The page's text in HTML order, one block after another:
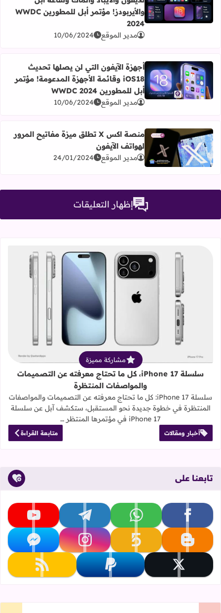
اقرأ المزيد عن مميزات تحديثات أبل الجديدة iOS 18 للآيفون والآيباد والماك وساعة أبل والأيربودز! مؤتمر أبل للمطورين WWDC 2024
والأيربودز! مؤتمر أبل للمطورين WWDC
2024
مدير الموقع 10/06/2024
اقرأ المزيد عن أجهزة الآيفون التي لن يصلها تحديث iOS18 وقائمة الأجهزة المدعومة! مؤتمر أبل للمطورين WWDC 2024
أجهزة الآيفون التي لن يصلها تحديث
iOS18 وقائمة الأجهزة المدعومة! مؤتمر
أبل للمطورين WWDC 2024
مدير الموقع 10/06/2024
اقرأ المزيد عن منصة اكس X تطلق ميزة مفاتيح المرور لهواتف الآيفون
منصة اكس X تطلق ميزة مفاتيح المرور
لهواتف الآيفون
مدير الموقع 24/01/2024
إظهار التعليقات
قراءة المزيد عن سلسلة iPhone 17، كل ما تحتاج معرفته عن التصميمات والمواصفات المنتظرة
مشاركة مميزة
سلسلة iPhone 17، كل ما تحتاج معرفته عن التصميمات
والمواصفات المنتظرة
سلسلة iPhone 17: كل ما تحتاج معرفته عن التصميمات والمواصفات
المنتظرة في خطوة جديدة نحو المستقبل، ستكشف آبل عن سلسلة
iPhone 17 في مؤتمرها المنتظر …
أخبار ومقالات متابعة القراءة
تابعنا على
تابعنا على facebook تابعنا على whatsapp تابعنا على telegram تابعنا على youtube
تابعنا على blogger تابعنا على khamsat تابعنا على instagram تابعنا على messenger
تابعنا على x تابعنا على paypal تابعنا على rss